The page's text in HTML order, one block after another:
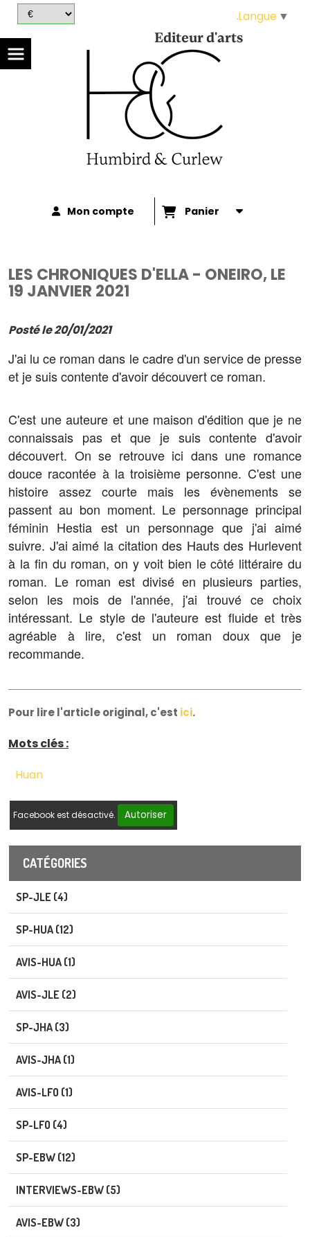
Editeur d'arts
Mon compte Panier
LES CHRONIQUES D'ELLA - ONEIRO, LE
19 JANVIER 2021
Posté le 20/01/2021
J'ai lu ce roman dans le cadre d'un service de presse
et je suis contente d'avoir découvert ce roman.
C'est une auteure et une maison d'édition que je ne
connaissais pas et que je suis contente d'avoir
découvert. On se retrouve ici dans une romance
douce racontée à la troisième personne. C'est une
histoire assez courte mais les évènements se
passent au bon moment. Le personnage principal
féminin Hestia est un personnage que j'ai aimé
suivre. J'ai aimé la citation des Hauts des Hurlevent
à la fin du roman, on y voit bien le côté littéraire du
roman. Le roman est divisé en plusieurs parties,
selon les mois de l'année, j'ai trouvé ce choix
intéressant. Le style de l'auteure est fluide et très
agréable à lire, c'est un roman doux que je
recommande.
Pour lire l'article original, c'est ici.
Mots clés :
Huan
Facebook est désactivé. Autoriser
CATÉGORIES
SP-JLE (4)
SP-HUA (12)
AVIS-HUA (1)
AVIS-JLE (2)
SP-JHA (3)
AVIS-JHA (1)
AVIS-LFO (1)
SP-LFO (4)
SP-EBW (12)
INTERVIEWS-EBW (5)
AVIS-EBW (3)
Langue ▼
Panneau de gestion des cookies